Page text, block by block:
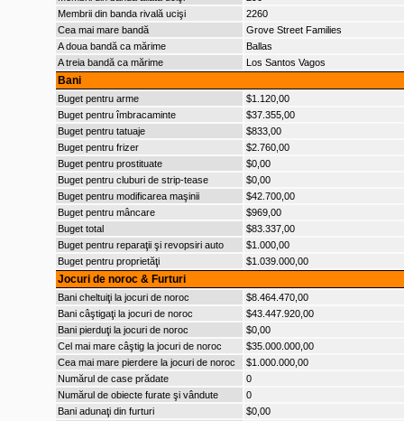
Membrii din banda rivală ucişi
2260
Cea mai mare bandă
Grove Street Families
A doua bandă ca mărime
Ballas
A treia bandă ca mărime
Los Santos Vagos
Bani
Buget pentru arme
$1.120,00
Buget pentru îmbracaminte
$37.355,00
Buget pentru tatuaje
$833,00
Buget pentru frizer
$2.760,00
Buget pentru prostituate
$0,00
Buget pentru cluburi de strip-tease
$0,00
Buget pentru modificarea maşinii
$42.700,00
Buget pentru mâncare
$969,00
Buget total
$83.337,00
Buget pentru reparaţii şi revopsiri auto
$1.000,00
Buget pentru proprietăţi
$1.039.000,00
Jocuri de noroc & Furturi
Bani cheltuiţi la jocuri de noroc
$8.464.470,00
Bani câştigaţi la jocuri de noroc
$43.447.920,00
Bani pierduţi la jocuri de noroc
$0,00
Cel mai mare câştig la jocuri de noroc
$35.000.000,00
Cea mai mare pierdere la jocuri de noroc
$1.000.000,00
Numărul de case prădate
0
Numărul de obiecte furate şi vândute
0
Bani adunaţi din furturi
$0,00